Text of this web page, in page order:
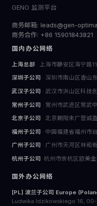
GENO 监测平台
商务邮箱: leads@gen-
商务合作: +86 15901843821
国内办公网络
上海总部 · 上海市静安区海宁路
深圳子公司 · 深圳市南山区香山
武汉子公司 · 武汉市洪山区科技
常州子公司 · 常州市武进区常武
北京子公司 · 北京朝阳来广营诚
福州子公司 · 中国福建省福州市
广州子公司 · 广州市天河区林和
杭州子公司 ·杭州市余杭区欧美
国外办公网络
[PL] 波兰子公司 Europe
Ludwika Idzikowskiego 16,